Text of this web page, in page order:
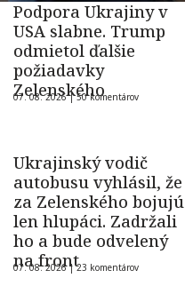
Podpora Ukrajiny v
USA slabne. Trump
odmietol ďalšie
požiadavky
Zelenského
07. 08. 2026 |50 komentárov
Ukrajinský vodič
autobusu vyhlásil, že
za Zelenského bojujú
len hlupáci. Zadržali
ho a bude odvelený
na front
07. 08. 2026 |23 komentárov